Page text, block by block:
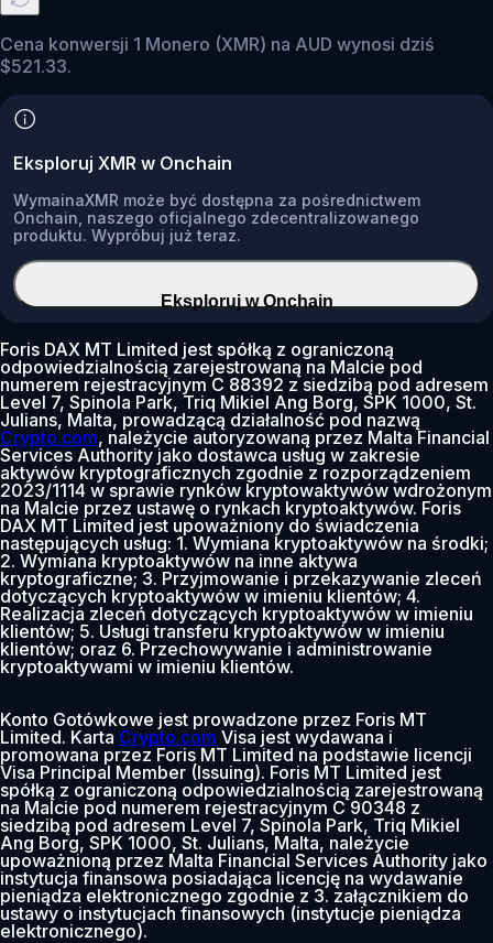
Cena konwersji 1 Monero (XMR) na AUD wynosi dziś
$521.33.
Eksploruj XMR w Onchain
WymainaXMR może być dostępna za pośrednictwem
Onchain, naszego oficjalnego zdecentralizowanego
produktu. Wypróbuj już teraz.
Eksploruj w Onchain
Foris DAX MT Limited jest spółką z ograniczoną
odpowiedzialnością zarejestrowaną na Malcie pod
numerem rejestracyjnym C 88392 z siedzibą pod adresem
Level 7, Spinola Park, Triq Mikiel Ang Borg, SPK 1000, St.
Julians, Malta, prowadzącą działalność pod nazwą
Crypto.com, należycie autoryzowaną przez Malta Financial
Services Authority jako dostawca usług w zakresie
aktywów kryptograficznych zgodnie z rozporządzeniem
2023/1114 w sprawie rynków kryptowaktywów wdrożonym
na Malcie przez ustawę o rynkach kryptoaktywów. Foris
DAX MT Limited jest upoważniony do świadczenia
następujących usług: 1. Wymiana kryptoaktywów na środki;
2. Wymiana kryptoaktywów na inne aktywa
kryptograficzne; 3. Przyjmowanie i przekazywanie zleceń
dotyczących kryptoaktywów w imieniu klientów; 4.
Realizacja zleceń dotyczących kryptoaktywów w imieniu
klientów; 5. Usługi transferu kryptoaktywów w imieniu
klientów; oraz 6. Przechowywanie i administrowanie
kryptoaktywami w imieniu klientów.
Konto Gotówkowe jest prowadzone przez Foris MT
Limited. Karta Crypto.com Visa jest wydawana i
promowana przez Foris MT Limited na podstawie licencji
Visa Principal Member (Issuing). Foris MT Limited jest
spółką z ograniczoną odpowiedzialnością zarejestrowaną
na Malcie pod numerem rejestracyjnym C 90348 z
siedzibą pod adresem Level 7, Spinola Park, Triq Mikiel
Ang Borg, SPK 1000, St. Julians, Malta, należycie
upoważnioną przez Malta Financial Services Authority jako
instytucja finansowa posiadająca licencję na wydawanie
pieniądza elektronicznego zgodnie z 3. załącznikiem do
ustawy o instytucjach finansowych (instytucje pieniądza
elektronicznego).